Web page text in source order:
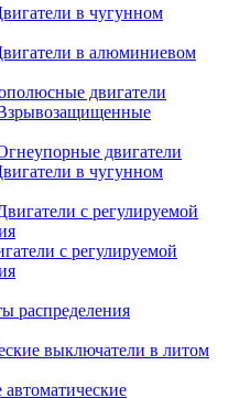
в чугунном
в алюминиевом
двигатели
двигатели
в чугунном
с регулируемой
с регулируемой
распределения
выключатели в литом